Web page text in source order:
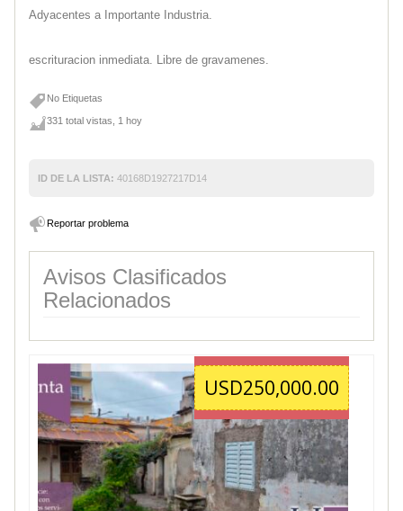
Adyacentes a Importante Industria.
escrituracion inmediata. Libre de gravamenes.
No Etiquetas
331 total vistas, 1 hoy
ID DE LA LISTA: 40168D1927217D14
Reportar problema
Avisos Clasificados
Relacionados
USD250,000.00